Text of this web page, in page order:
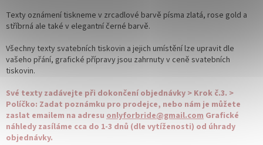
Texty oznámení tiskneme v zrcadlové barvě písma zlatá, rose gold a
stříbrná ale také v elegantní černé barvě.
Všechny texty svatebních tiskovin a jejich umístění lze upravit dle
vašeho přání, grafické přípravy jsou zahrnuty v ceně svatebních
tiskovin.
Své texty zadávejte při dokončení objednávky > Krok č.3. >
Políčko: Zadat poznámku pro prodejce, nebo nám je můžete
zaslat emailem na adresu onlyforbride@gmail.com Grafické
náhledy zasíláme cca do 1-3 dnů (dle vytíženosti) od úhrady
objednávky.